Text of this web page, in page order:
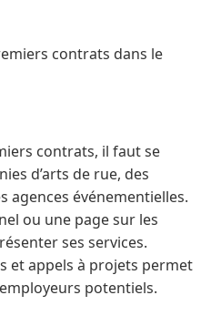
contrats dans le
contrats, il faut se
d’arts de rue, des
agences événementielles.
ou une page sur les
ses services.
et appels à projets permet
potentiels.